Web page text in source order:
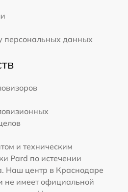
персональных данных
и техническим
Pard по истечении
Наш центр в Краснодаре
не имеет официальной